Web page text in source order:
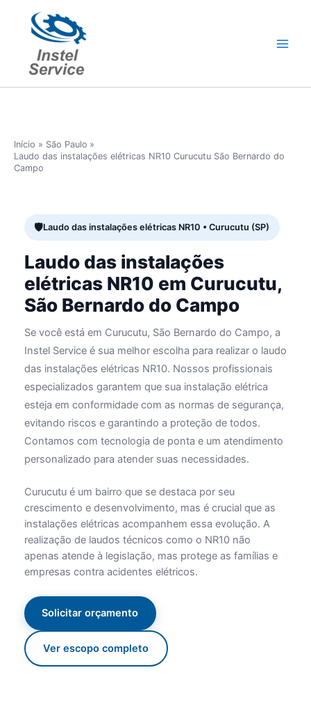
conteúdo
Início
São Paulo
Laudo das instalações elétricas NR10 Curucutu São Bernardo do
Campo
Laudo das instalações elétricas NR10 • Curucutu (SP)
Laudo das instalações
elétricas NR10 em Curucutu,
São Bernardo do Campo
Se você está em Curucutu, São Bernardo do Campo, a
Instel Service é sua melhor escolha para realizar o laudo
das instalações elétricas NR10. Nossos profissionais
especializados garantem que sua instalação elétrica
esteja em conformidade com as normas de segurança,
evitando riscos e garantindo a proteção de todos.
Contamos com tecnologia de ponta e um atendimento
personalizado para atender suas necessidades.
Curucutu é um bairro que se destaca por seu
crescimento e desenvolvimento, mas é crucial que as
instalações elétricas acompanhem essa evolução. A
realização de laudos técnicos como o NR10 não
apenas atende à legislação, mas protege as famílias e
empresas contra acidentes elétricos.
Solicitar orçamento
Ver escopo completo